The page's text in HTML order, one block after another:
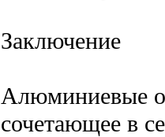
Заключение
Алюминиевые
сочетающее в